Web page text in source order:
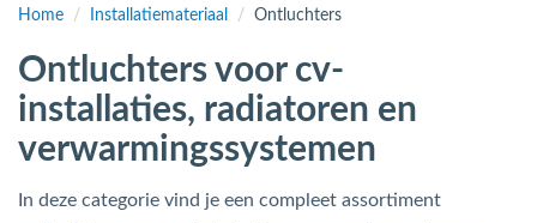
(Expansievaten)
(Fittingen)
Home / Installatiemateriaal / Ontluchters
Ontluchters voor cv-
installaties, radiatoren en
verwarmingssystemen
In deze categorie vind je een compleet assortiment